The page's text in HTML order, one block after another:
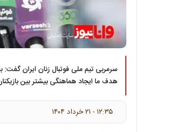
سرمربی تیم ملی فوتبال زنان ایران
هدف ما ایجاد هماهنگی بیشتر بین
۱۲:۳۵ - ۲۱ خرداد ۱۴۰۴